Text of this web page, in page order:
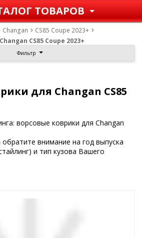
ТОВАРОВ
Changan
CS85 Coupe 2023+
CS85 Coupe 2023+
Фильтр
для Changan CS85
ворсовые коврики для Changan
внимание на год выпуска
и тип кузова Вашего